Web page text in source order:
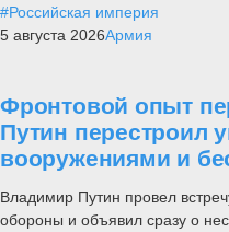
#Российская империя
5 августа 2026Армия
Фронтовой опыт
Путин перестроил
вооружениями и
Владимир Путин провел
обороны и объявил сразу о